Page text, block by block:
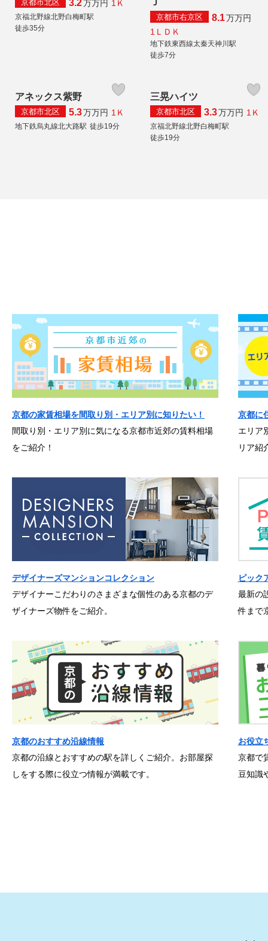
京都市北区 3.2万万円 1Ｋ
京福北野線北野白梅町駅
徒歩35分
京都市右京区 8.1万万円
1ＬＤＫ
地下鉄東西線太秦天神川駅
徒歩7分
アネックス紫野
京都市北区 5.3万万円 1Ｋ
地下鉄烏丸線北大路駅 徒歩19分
三晃ハイツ
京都市北区 3.3万万円 1Ｋ
京福北野線北野白梅町駅
徒歩19分
京都の家賃相場を間取り別・エリア別に知りたい！
間取り別・エリア別に気になる京都市近郊の賃料相場
をご紹介！
京都に
エリア
リア紹
デザイナーズマンションコレクション
デザイナーこだわりのさまざまな個性のある京都のデ
ザイナーズ物件をご紹介。
ピック
最新の
件まで
京都のおすすめ沿線情報
京都の沿線とおすすめの駅を詳しくご紹介。お部屋探
しをする際に役立つ情報が満載です。
お役立
京都で
豆知識